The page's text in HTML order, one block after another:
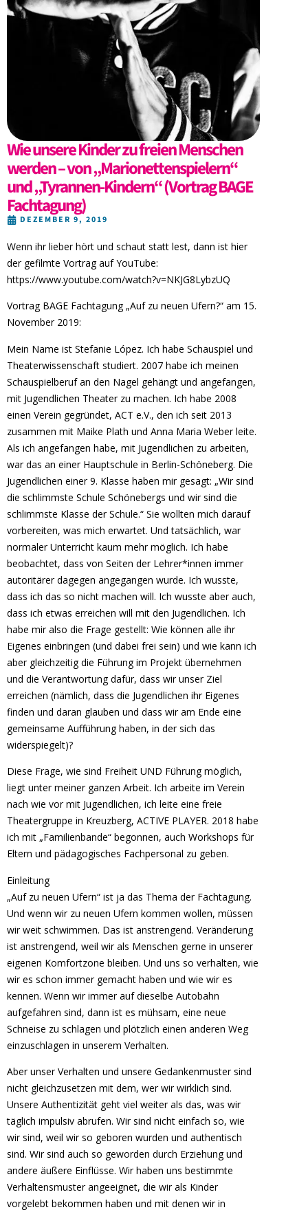
Wie unsere Kinder zu freien Menschen
werden – von „Marionettenspielern“
und „Tyrannen-Kindern“ (Vortrag BAGE
Fachtagung)
DEZEMBER 9, 2019
Wenn ihr lieber hört und schaut statt lest, dann ist hier
der gefilmte Vortrag auf YouTube:
https://www.youtube.com/watch?v=NKJG8LybzUQ
Vortrag BAGE Fachtagung „Auf zu neuen Ufern?“ am 15.
November 2019:
Mein Name ist Stefanie López. Ich habe Schauspiel und
Theaterwissenschaft studiert. 2007 habe ich meinen
Schauspielberuf an den Nagel gehängt und angefangen,
mit Jugendlichen Theater zu machen. Ich habe 2008
einen Verein gegründet, ACT e.V., den ich seit 2013
zusammen mit Maike Plath und Anna Maria Weber leite.
Als ich angefangen habe, mit Jugendlichen zu arbeiten,
war das an einer Hauptschule in Berlin-Schöneberg. Die
Jugendlichen einer 9. Klasse haben mir gesagt: „Wir sind
die schlimmste Schule Schönebergs und wir sind die
schlimmste Klasse der Schule.“ Sie wollten mich darauf
vorbereiten, was mich erwartet. Und tatsächlich, war
normaler Unterricht kaum mehr möglich. Ich habe
beobachtet, dass von Seiten der Lehrer*innen immer
autoritärer dagegen angegangen wurde. Ich wusste,
dass ich das so nicht machen will. Ich wusste aber auch,
dass ich etwas erreichen will mit den Jugendlichen. Ich
habe mir also die Frage gestellt: Wie können alle ihr
Eigenes einbringen (und dabei frei sein) und wie kann ich
aber gleichzeitig die Führung im Projekt übernehmen
und die Verantwortung dafür, dass wir unser Ziel
erreichen (nämlich, dass die Jugendlichen ihr Eigenes
finden und daran glauben und dass wir am Ende eine
gemeinsame Aufführung haben, in der sich das
widerspiegelt)?
Diese Frage, wie sind Freiheit UND Führung möglich,
liegt unter meiner ganzen Arbeit. Ich arbeite im Verein
nach wie vor mit Jugendlichen, ich leite eine freie
Theatergruppe in Kreuzberg, ACTIVE PLAYER. 2018 habe
ich mit „Familienbande“ begonnen, auch Workshops für
Eltern und pädagogisches Fachpersonal zu geben.
Einleitung
„Auf zu neuen Ufern“ ist ja das Thema der Fachtagung.
Und wenn wir zu neuen Ufern kommen wollen, müssen
wir weit schwimmen. Das ist anstrengend. Veränderung
ist anstrengend, weil wir als Menschen gerne in unserer
eigenen Komfortzone bleiben. Und uns so verhalten, wie
wir es schon immer gemacht haben und wie wir es
kennen. Wenn wir immer auf dieselbe Autobahn
aufgefahren sind, dann ist es mühsam, eine neue
Schneise zu schlagen und plötzlich einen anderen Weg
einzuschlagen in unserem Verhalten.
Aber unser Verhalten und unsere Gedankenmuster sind
nicht gleichzusetzen mit dem, wer wir wirklich sind.
Unsere Authentizität geht viel weiter als das, was wir
täglich impulsiv abrufen. Wir sind nicht einfach so, wie
wir sind, weil wir so geboren wurden und authentisch
sind. Wir sind auch so geworden durch Erziehung und
andere äußere Einflüsse. Wir haben uns bestimmte
Verhaltensmuster angeeignet, die wir als Kinder
vorgelebt bekommen haben und mit denen wir in